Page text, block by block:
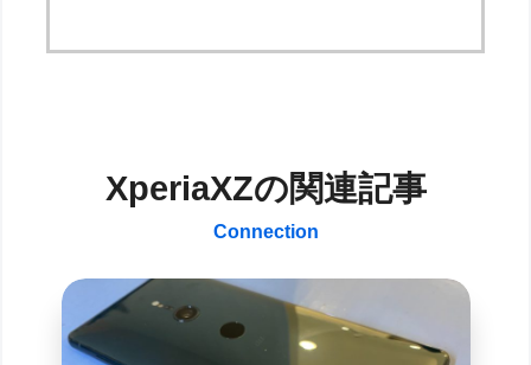
XperiaXZの関連記事
Connection